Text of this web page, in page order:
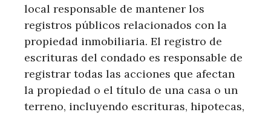
local responsable de mantener los
registros públicos relacionados con la
propiedad inmobiliaria. El registro de
escrituras del condado es responsable de
registrar todas las acciones que afectan
la propiedad o el título de una casa o un
terreno, incluyendo escrituras, hipotecas,